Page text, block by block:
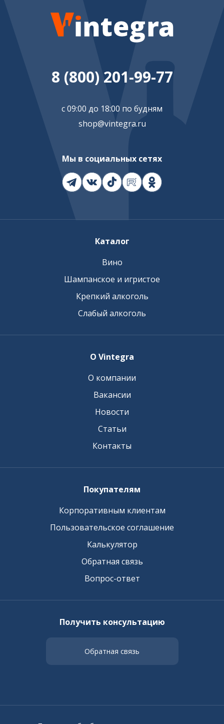
8 (800) 201-99-77
с 09:00 до 18:00 по будням
shop@vintegra.ru
Мы в социальных сетях
Каталог
Вино
Шампанское и игристое
Крепкий алкоголь
Слабый алкоголь
О Vintegra
О компании
Вакансии
Новости
Статьи
Контакты
Покупателям
Корпоративным клиентам
Пользовательское соглашение
Калькулятор
Обратная связь
Вопрос-ответ
Получить консультацию
Обратная связь